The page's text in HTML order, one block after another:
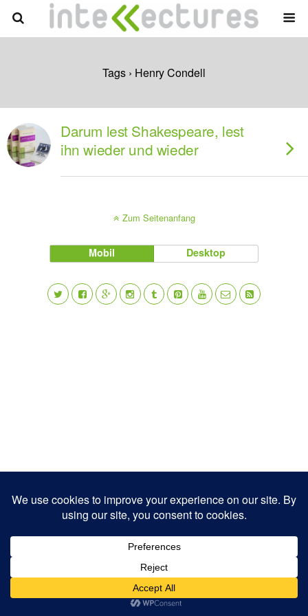
Tags › Henry Condell
Darum lest Shakespeare, lest
ihn wieder und wieder
Zum Seitenanfang
Mobil Desktop